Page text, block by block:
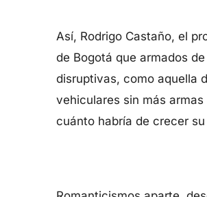
Así, Rodrigo Castaño, el
de Bogotá que armados
disruptivas, como aquella
vehiculares sin más
cuánto habría de crecer